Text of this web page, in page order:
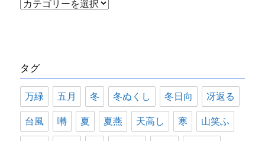
カ
ー
タグ
万緑 五月 冬 冬ぬくし 冬日向 冴返る
台風 囀 夏 夏燕 天高し 寒 山笑ふ